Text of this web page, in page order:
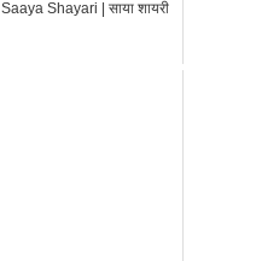
Saaya Shayari | साया शायरी